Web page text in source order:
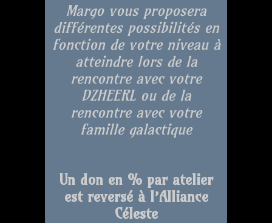
Margo vous proposera
différentes possibilités en
fonction de votre niveau à
atteindre lors de la
rencontre avec votre
DZHEERL ou de la
rencontre avec votre
famille galactique
Un don en % par atelier
est reversé à l’Alliance
Céleste